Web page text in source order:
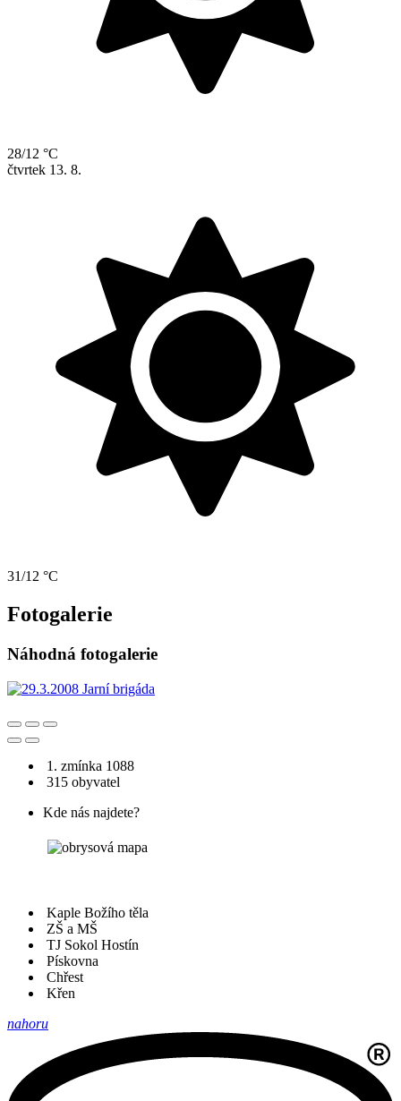
28/12 °C
čtvrtek 13. 8.
31/12 °C
Fotogalerie
Náhodná fotogalerie
1. zmínka 1088
315 obyvatel
Kde nás najdete?
Kaple Božího těla
ZŠ a MŠ
TJ Sokol Hostín
Pískovna
Chřest
Křen
nahoru